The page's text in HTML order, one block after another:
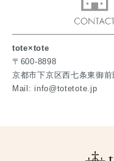
tote×tote
〒600-8898
京都市下京区西七条東御
Mail: info@totetote.jp